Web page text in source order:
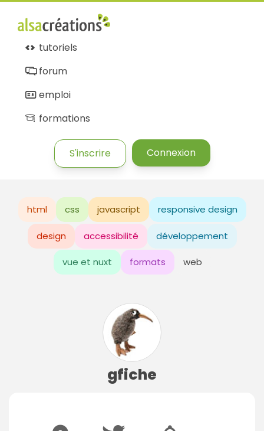
tutoriels
forum
emploi
formations
S'inscrire Connexion
html css javascript responsive design
design accessibilité développement
vue et nuxt formats web
gfiche